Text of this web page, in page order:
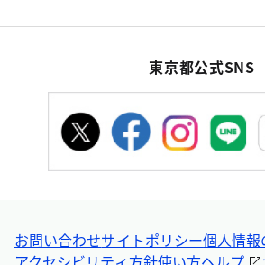
東京都公式SNS
お問い合わせサイトポリシー個人情